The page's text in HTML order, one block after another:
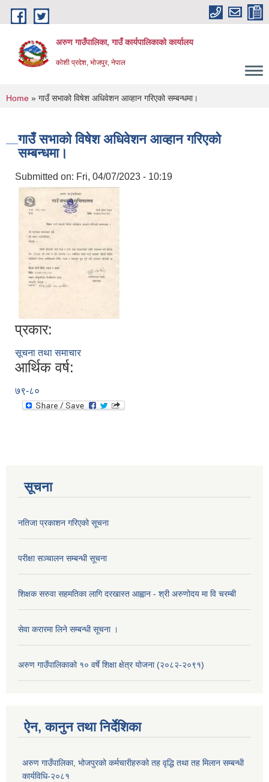
Skip to main content
अरुण गाउँपालिका, गाउँ कार्यपालिकाको कार्यालय
कोशी प्रदेश, भोजपुर, नेपाल
You are here
Home » गाउँ सभाको विषेश अधिवेशन आव्हान गरिएको सम्बन्धमा।
गाउँ सभाको विषेश अधिवेशन आव्हान गरिएको
सम्बन्धमा।
Submitted on: Fri, 04/07/2023 - 10:19
प्रकार:
सूचना तथा समाचार
आर्थिक वर्ष:
७९-८०
सूचना
नतिजा प्रकाशन गरिएको सूचना
परीक्षा सञ्चालन सम्बन्धी सूचना
शिक्षक सरुवा सहमतिका लागि दरखास्त आह्वान - श्री अरुणोदय मा वि चरम्बी
सेवा करारमा लिने सम्बन्धी सूचना ।
अरुण गाउँपालिकाको १० वर्षे शिक्षा क्षेत्र योजना (२०८२-२०९१)
ऐन, कानुन तथा निर्देशिका
अरुण गाउँपालिका, भोजपुरको कर्मचारीहरुको तह वृद्धि तथा तह मिलान सम्बन्धी
कार्यविधि-२०८१